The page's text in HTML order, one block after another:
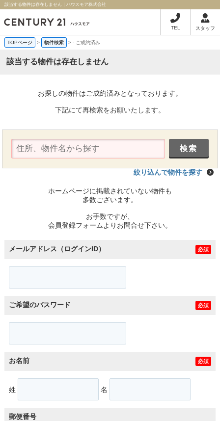
該当する物件は存在しません｜ハウスモア株式会社
TEL スタッフ
TOPページ > 物件検索 >- ご成約済み
該当する物件は存在しません
お探しの物件はご成約済みとなっております。
下記にて再検索をお願いたします。
絞り込んで物件を探す
ホームページに掲載されていない物件も
多数ございます。
お手数ですが、
会員登録フォームよりお問合せ下さい。
メールアドレス（ログインID） 必須
ご希望のパスワード 必須
お名前 必須
姓 名
郵便番号